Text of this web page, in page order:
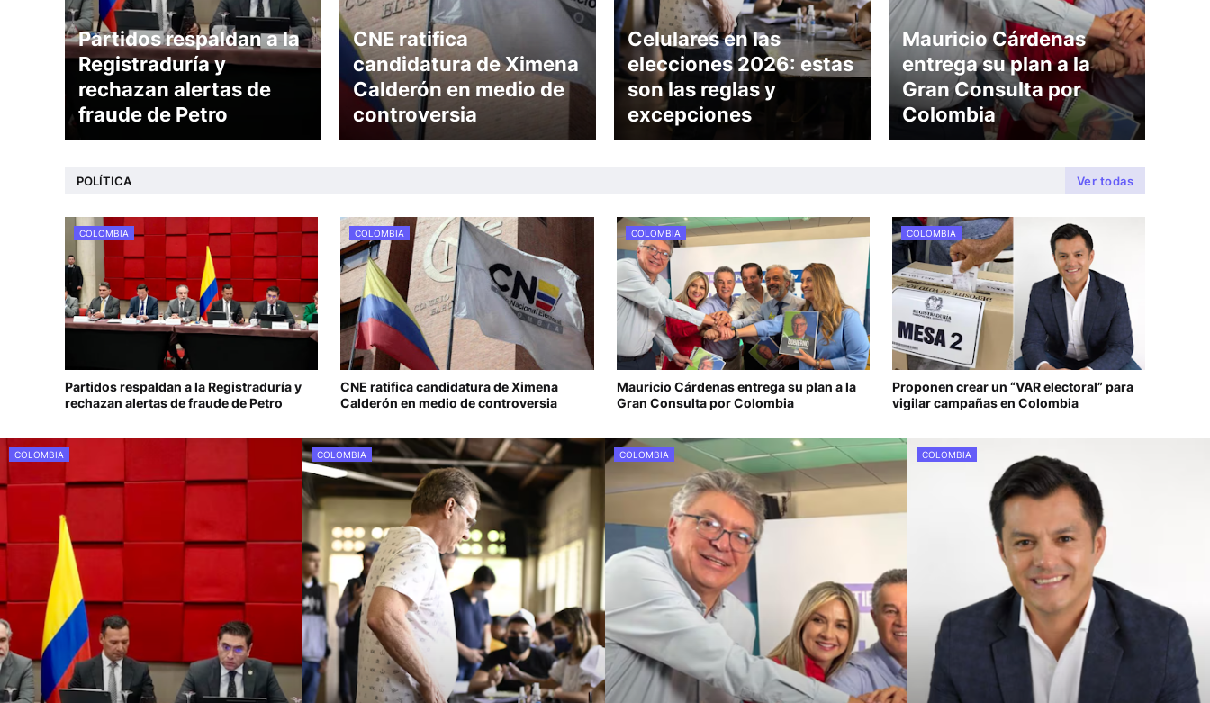
Partidos respaldan a la
Registraduría y
rechazan alertas de
fraude de Petro
CNE ratifica
candidatura de Ximena
Calderón en medio de
controversia
Celulares en las
elecciones 2026: estas
son las reglas y
excepciones
Mauricio Cárdenas
entrega su plan a la
Gran Consulta por
Colombia
POLÍTICA Ver todas
COLOMBIA
Partidos respaldan a la Registraduría y
rechazan alertas de fraude de Petro
COLOMBIA
CNE ratifica candidatura de Ximena
Calderón en medio de controversia
COLOMBIA
Mauricio Cárdenas entrega su plan a la
Gran Consulta por Colombia
COLOMBIA
Proponen crear un “VAR electoral” para
vigilar campañas en Colombia
COLOMBIA COLOMBIA COLOMBIA COLOMBIA